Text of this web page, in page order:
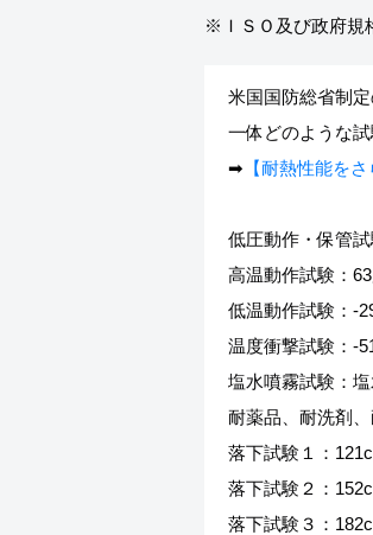
米国国防総省制
一体どのような
➡ 【耐熱性能をさ
低圧動作・保管
高温動作試験：
低温動作試験：-
温度衝撃試験：-
塩水噴霧試験：
耐薬品、耐洗剤
落下試験１：
落下試験２：
落下試験３：